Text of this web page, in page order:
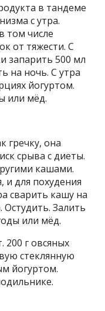
в тандеме
с утра.
том числе
от тяжести. С
запарить 500 мл
на ночь. С утра
йогуртом.
или мёд.
гречку, она
срыва с диеты.
кашами.
и для похудения
сварить кашу на
Остудить. Залить
или мёд.
200 г овсяных
стеклянную
йогуртом.